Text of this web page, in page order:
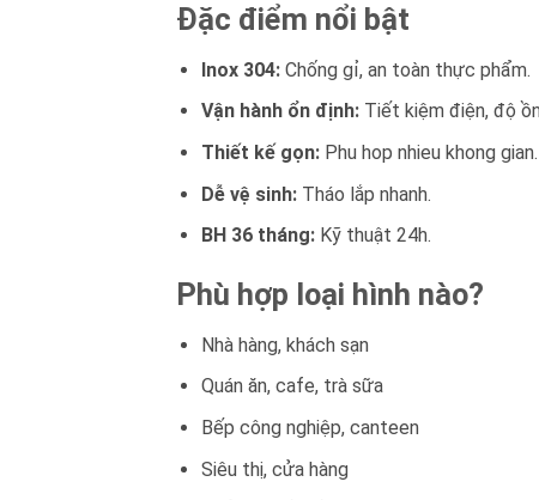
Đặc điểm nổi bật
Inox 304:Chống gỉ, an toàn thực phẩm.
Vận hành ổn định:Tiết kiệm điện, độ
Thiết kế gọn:Phu hop nhieu khong gian.
Dễ vệ sinh:Tháo lắp nhanh.
BH 36 tháng:Kỹ thuật 24h.
Phù hợp loại hình nào?
Nhà hàng, khách sạn
Quán ăn, cafe, trà sữa
Bếp công nghiệp, canteen
Siêu thị, cửa hàng